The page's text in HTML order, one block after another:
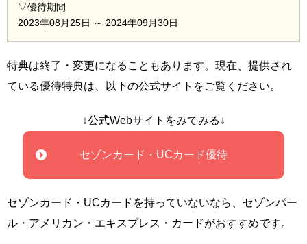
▽優待期間
2023年08月25日 ～ 2024年09月30日
特典は終了・変更になることもあります。現在、提供され
ている優待特典は、以下の公式サイトをご覧ください。
↓公式Webサイトをみてみる↓
セゾンカード・UCカード優待
セゾンカード・UCカードを持っていないなら、セゾンパー
ル・アメリカン・エキスプレス・カードがおすすめです。